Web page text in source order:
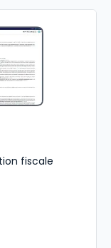
fiscale